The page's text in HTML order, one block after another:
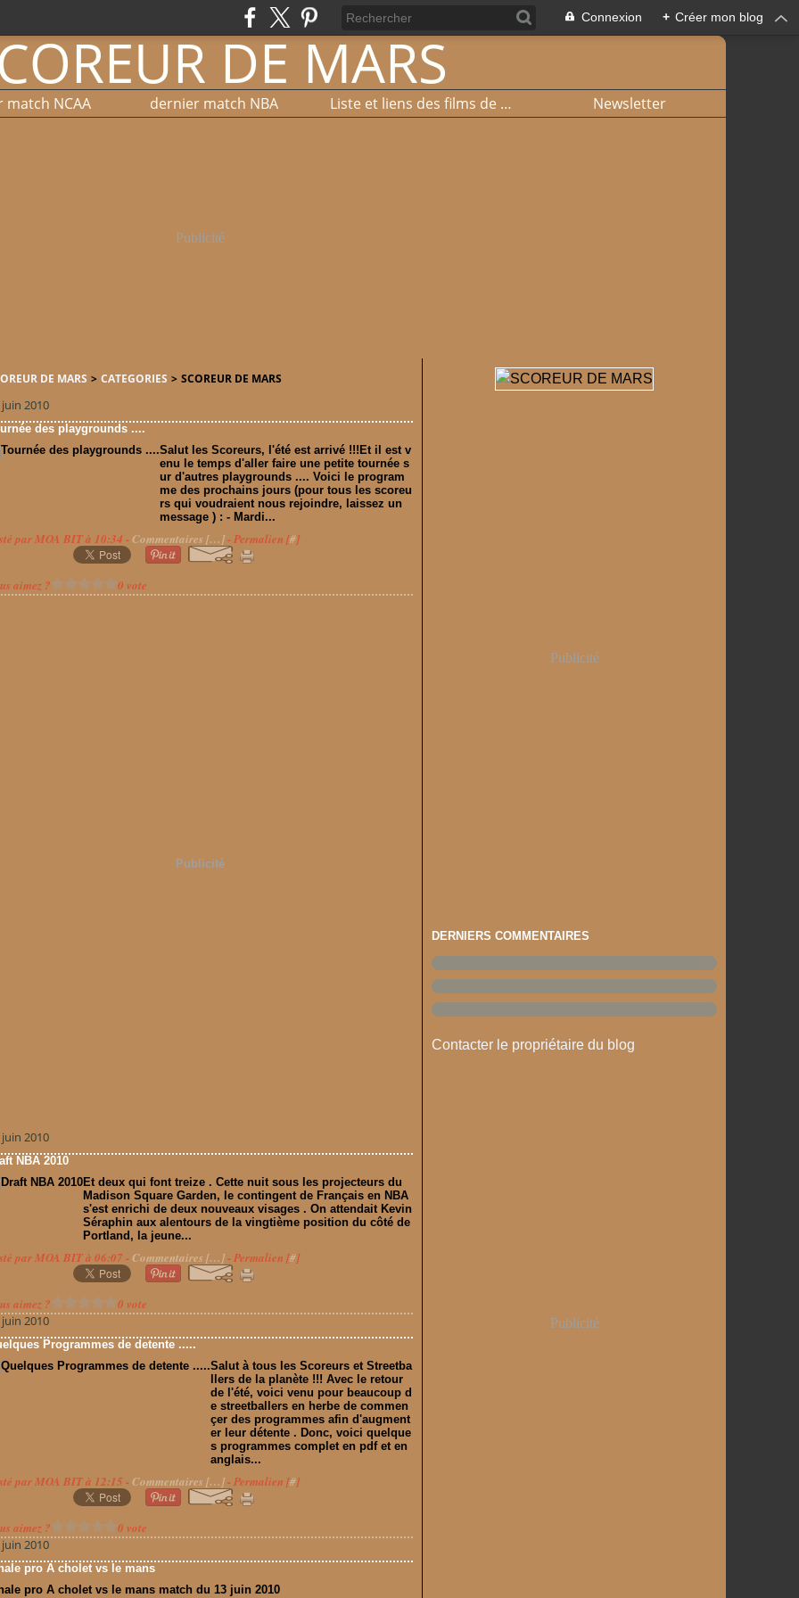
Connexion + Créer mon blog
match NCAA dernier match NBA Liste et liens des films de basket Newsletter
Publicité
DE MARS > CATEGORIES > SCOREUR DE MARS
2010
des playgrounds ....
Salut les Scoreurs, l'été est arrivé !!!Et il est v
enu le temps d'aller faire une petite tournée s
ur d'autres playgrounds .... Voici le program
me des prochains jours (pour tous les scoreu
rs qui voudraient nous rejoindre, laissez un
message ) : - Mardi...
par MOA BIT à 10:34 - Commentaires […]- Permalien [#]
aimez ? 0 vote
Publicité
2010
NBA 2010
Et deux qui font treize . Cette nuit sous les projecteurs du
Madison Square Garden, le contingent de Français en NBA
s'est enrichi de deux nouveaux visages . On attendait Kevin
Séraphin aux alentours de la vingtième position du côté de
Portland, la jeune...
par MOA BIT à 06:07 - Commentaires […]- Permalien [#]
aimez ?
0 vote
2010
Programmes de detente .....
Salut à tous les Scoreurs et Streetba
llers de la planète !!! Avec le retour
de l'été, voici venu pour beaucoup d
e streetballers en herbe de commen
çer des programmes afin d'augment
er leur détente . Donc, voici quelque
s programmes complet en pdf et en
anglais...
par MOA BIT à 12:15 - Commentaires […]- Permalien [#]
aimez ?
0 vote
2010
pro A cholet vs le mans
pro A cholet vs le mans match du 13 juin 2010
Publicité
DERNIERS COMMENTAIRES
Contacter le propriétaire du blog
Publicité